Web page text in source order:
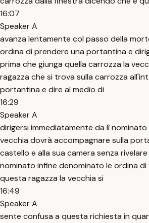
16:07
Speaker A
avanza lentamente col passo della
ordina di prendere una portantina e
prima che giunga quella carrozza la
ragazza che si trova sulla carrozza
portantina e dire al medio di
16:29
Speaker A
dirigersi immediatamente da lì
vecchia dovrà accompagnare sulla
castello e alla sua camera senza
nominato infine denominato le ordina di
questa ragazza la vecchia si
16:49
Speaker A
sente confusa a questa richiesta in